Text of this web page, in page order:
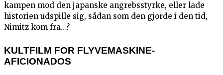
kampen mod den japanske angrebsstyrke, eller lade
historien udspille sig, sådan som den gjorde i den tid,
Nimitz kom fra…?
KULTFILM FOR FLYVEMASKINE-
AFICIONADOS